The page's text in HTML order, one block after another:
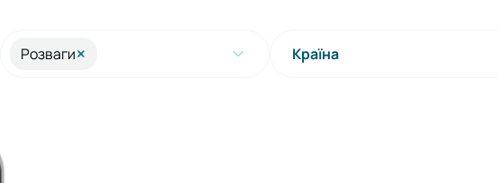
Розваги Країна